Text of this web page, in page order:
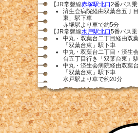
【JR常磐線赤塚駅北口2番バス乗
済生会病院経由双葉台五丁
東」駅下車
赤塚駅より車で約5分
【JR常磐線水戸駅北口5番バス乗
中丸・双葉台二丁目経由双
「双葉台東」駅下車
中丸・双葉台二丁目・済生
台五丁目行き「双葉台東」
中丸・済生会病院経由双葉
「双葉台東」駅下車
水戸駅より車で約20分